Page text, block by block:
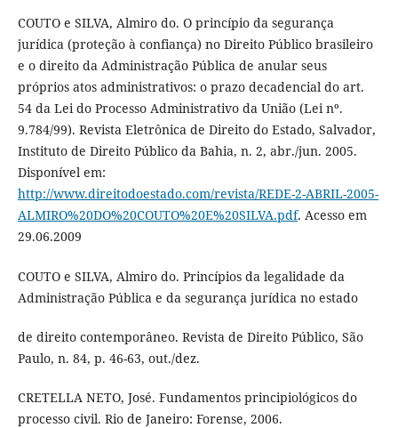
COUTO e SILVA, Almiro do. O princípio da segurança
jurídica (proteção à confiança) no Direito Público brasileiro
e o direito da Administração Pública de anular seus
próprios atos administrativos: o prazo decadencial do art.
54 da Lei do Processo Administrativo da União (Lei nº.
9.784/99). Revista Eletrônica de Direito do Estado, Salvador,
Instituto de Direito Público da Bahia, n. 2, abr./jun. 2005.
Disponível em:
http://www.direitodoestado.com/revista/REDE-2-ABRIL-2005-
ALMIRO%20DO%20COUTO%20E%20SILVA.pdf. Acesso em
29.06.2009
COUTO e SILVA, Almiro do. Princípios da legalidade da
Administração Pública e da segurança jurídica no estado
de direito contemporâneo. Revista de Direito Público, São
Paulo, n. 84, p. 46-63, out./dez.
CRETELLA NETO, José. Fundamentos principiológicos do
processo civil. Rio de Janeiro: Forense, 2006.